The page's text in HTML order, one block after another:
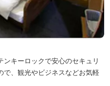
キーロックで安心のセキュリ
で、観光やビジネスなどお気軽